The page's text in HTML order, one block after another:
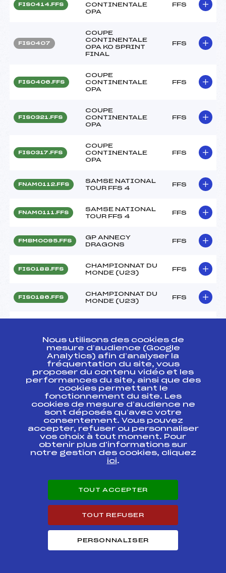
FIS0414.FFS
CONTINENTALE
OPA
FFS
FIS0407
COUPE
CONTINENTALE
OPA KO SPRINT
FINAL
FFS
FIS0406.FFS
COUPE
CONTINENTALE
OPA
FFS
FIS0321.FFS
COUPE
CONTINENTALE
OPA
FFS
FIS0317.FFS
COUPE
CONTINENTALE
OPA
FFS
FNAM0112.FFS
SAMSE NATIONAL
TOUR FFS 4
FFS
FNAM0111.FFS
SAMSE NATIONAL
TOUR FFS 4
FFS
FMBM0095.FFS
GP ANNECY
DRAGONS
FFS
FIS0188.FFS
CHAMPIONNAT DU
MONDE (U23)
FFS
FIS0186.FFS
CHAMPIONNAT DU
MONDE (U23)
FFS
SPRINT FINAL
FIS0182.FFS
CHAMPIONNAT DU
MONDE (U23)
FNAM0082.FFS
CHAMPIONNATS DE
FRANCE U20
SENIORS
INDIVIDUEL LIBRE
FFS
FIS0112.FFS
COUPE
CONTINENTALE
OPA
FFS
COUPE
CONTINENTALE
OPA KO SPRINT
COUPE
FFS
Nous utilisons des cookies de
mesure d’audience (Google
Analytics) afin d’analyser la
fréquentation du site, vous
proposer du contenu vidéo et les
performances du site, ainsi que des
cookies permettant le
fonctionnement du site. Les
cookies de mesure d’audience ne
sont déposés qu’avec votre
consentement. Vous pouvez
accepter, refuser ou personnaliser
vos choix à tout moment. Pour
obtenir plus d'informations sur
notre gestion des cookies, cliquez
ici.
TOUT ACCEPTER
TOUT REFUSER
PERSONNALISER